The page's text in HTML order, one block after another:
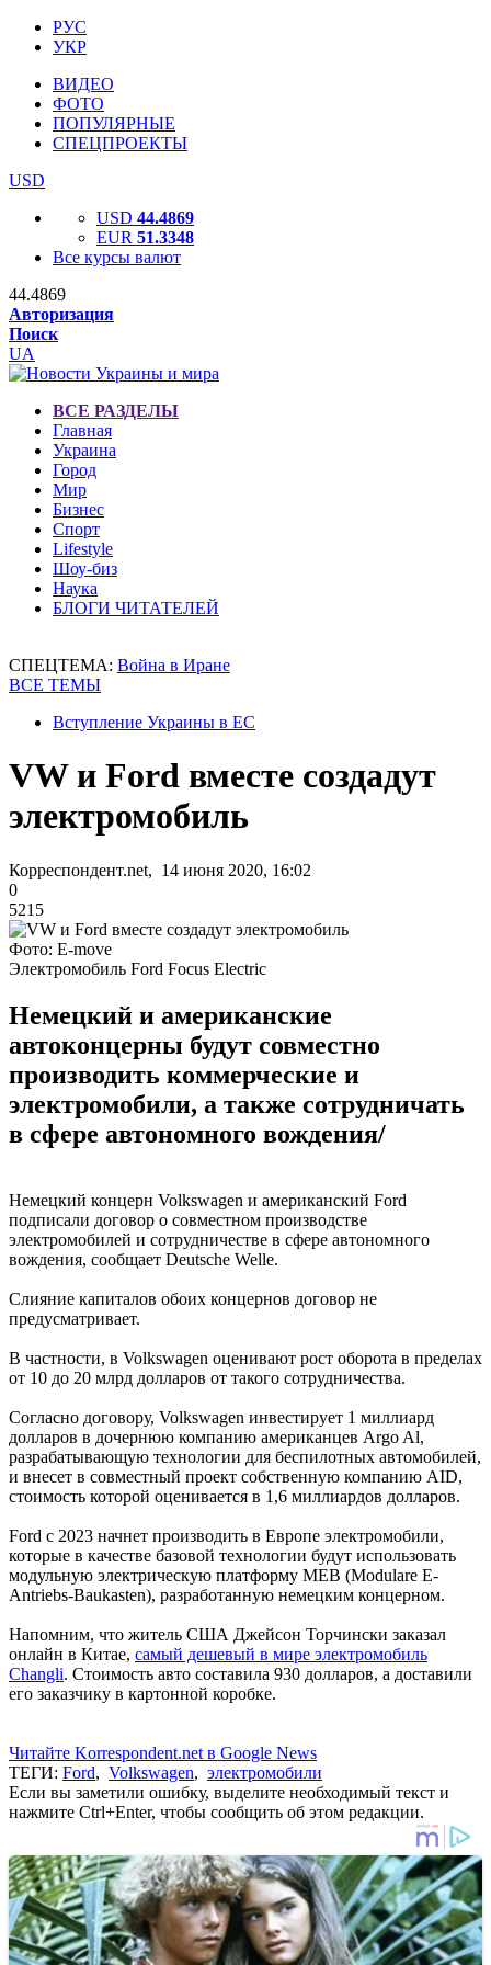
РУС
УКР
ВИДЕО
ФОТО
ПОПУЛЯРНЫЕ
СПЕЦПРОЕКТЫ
USD
USD 44.4869
EUR 51.3348
Все курсы валют
44.4869
Авторизация
Поиск
UA
ВСЕ РАЗДЕЛЫ
Главная
Украина
Город
Мир
Бизнес
Спорт
Lifestyle
Шоу-биз
Наука
БЛОГИ ЧИТАТЕЛЕЙ
СПЕЦТЕМА: Война в Иране
ВСЕ ТЕМЫ
Вступление Украины в ЕС
VW и Ford вместе создадут
электромобиль
Корреспондент.net, 14 июня 2020, 16:02
0
5215
Фото: E-move
Электромобиль Ford Focus Electric
Немецкий и американские
автоконцерны будут совместно
производить коммерческие и
электромобили, а также сотрудничать
в сфере автономного вождения/
Немецкий концерн Volkswagen и американский Ford
подписали договор о совместном производстве
электромобилей и сотрудничестве в сфере автономного
вождения, сообщает Deutsche Welle.
Слияние капиталов обоих концернов договор не
предусматривает.
В частности, в Volkswagen оценивают рост оборота в пределах
от 10 до 20 млрд долларов от такого сотрудничества.
Согласно договору, Volkswagen инвестирует 1 миллиард
долларов в дочернюю компанию американцев Argo Al,
разрабатывающую технологии для беспилотных автомобилей,
и внесет в совместный проект собственную компанию AID,
стоимость которой оценивается в 1,6 миллиардов долларов.
Ford с 2023 начнет производить в Европе электромобили,
которые в качестве базовой технологии будут использовать
модульную электрическую платформу MEB (Modulare E-
Antriebs-Baukasten), разработанную немецким концерном.
Напомним, что житель США Джейсон Торчински заказал
онлайн в Китае, самый дешевый в мире электромобиль
Changli. Стоимость авто составила 930 долларов, а доставили
его заказчику в картонной коробке.
Читайте Korrespondent.net в Google News
ТЕГИ: Ford, Volkswagen, электромобили
Если вы заметили ошибку, выделите необходимый текст и
нажмите Ctrl+Enter, чтобы сообщить об этом редакции.